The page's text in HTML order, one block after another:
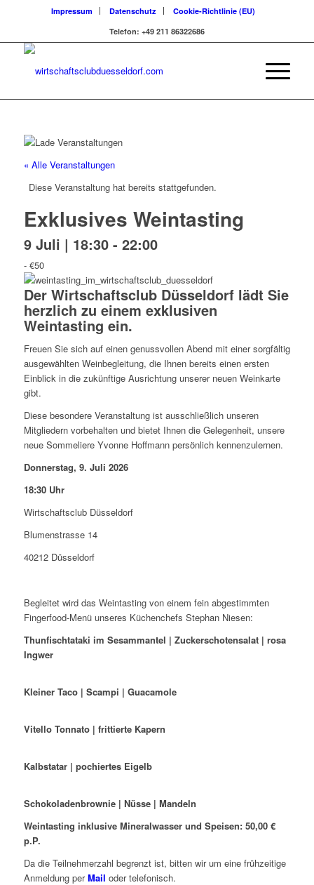
Impressum Datenschutz
Cookie-Richtlinie (EU)
Telefon: +49 211 86322686
« Alle Veranstaltungen
Diese Veranstaltung hat bereits stattgefunden.
Exklusives Weintasting
9 Juli | 18:30- 22:00
- €50
Der Wirtschaftsclub Düsseldorf lädt Sie
herzlich zu einem exklusiven
Weintasting ein.
Freuen Sie sich auf einen genussvollen Abend mit einer sorgfältig
ausgewählten Weinbegleitung, die Ihnen bereits einen ersten
Einblick in die zukünftige Ausrichtung unserer neuen Weinkarte
gibt.
Diese besondere Veranstaltung ist ausschließlich unseren
Mitgliedern vorbehalten und bietet Ihnen die Gelegenheit, unsere
neue Sommeliere Yvonne Hoffmann persönlich kennenzulernen.
Donnerstag, 9. Juli 2026
18:30 Uhr
Wirtschaftsclub Düsseldorf
Blumenstrasse 14
40212 Düsseldorf
Begleitet wird das Weintasting von einem fein abgestimmten
Fingerfood-Menü unseres Küchenchefs Stephan Niesen:
Thunfischtataki im Sesammantel | Zuckerschotensalat | rosa
Ingwer
Kleiner Taco | Scampi | Guacamole
Vitello Tonnato | frittierte Kapern
Kalbstatar | pochiertes Eigelb
Schokoladenbrownie | Nüsse | Mandeln
Weintasting inklusive Mineralwasser und Speisen: 50,00 €
p.P.
Da die Teilnehmerzahl begrenzt ist, bitten wir um eine frühzeitige
Anmeldung perMail oder telefonisch.